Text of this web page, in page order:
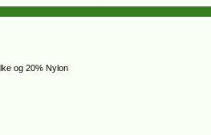
og 20% Nylon